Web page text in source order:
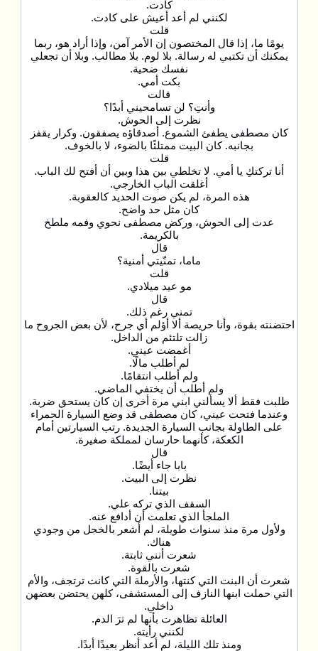
كادت.
لكنني لم أعد أعيش على كادت.
قلت
يومًا ما، إذا قال المختصون إن الأمر آمن، وإذا أراد هو، ربما
يمكنك أن تكتبي له رسالة. بلا لوم. بلا مطالب. وبلا أن تجعلي
نفسك ضحية.
بكت أمي.
قالت
وأنتِ؟ لن تسامحيني أبدًا؟
نظرت إلى الحوش.
كان مصطفى يطفئ الشموع. أصدقاؤه يصفقون. وكرار يقفز
بجانبه. كان البيت ممتلئًا بالضوء، لا بالخوف.
قلت
أنا تركتكِ يا أمي. لا تخلطي بين هذا وبين أن أفتح لك الباب.
أغلقت الباب الخارجي.
هذه المرة، لم يكن صوت الحديد كالعقوبة.
كان مثل حد واضح.
عدت إلى الحوش، وركض مصطفى نحوي وفمه ملطخ
بالكريمة.
قال
ماما، تمنّيتي أمنية؟
قلت
مو عيد ميلادي.
قال
تمني رغم ذلك.
احتضنته بقوة، وأنا حريصة ألا أؤلم أي جرح، لأن بعض الجروح ما
زالت تلتئم من الداخل.
أغمضت عيني.
لم أطلب مالًا.
ولم أطلب انتقامًا.
ولم أطلب أن يختفي الماضي.
طلبت فقط ألا يسألني ابني مرة أخرى إن كان يستحق ضربة.
وعندما فتحت عيني، كان مصطفى قد وضع السيارة الحمراء
على الطاولة بجانب السيارة الجديدة. رتب السيارتين أمام
الكعكة، كأنهما حارسان لمملكة صغيرة.
قال
بابا جاء أيضًا.
نظرت إلى البيت.
بيتنا.
السقف الذي تركه علي.
الملجأ الذي تعلمت أن أدافع عنه.
ولأول مرة منذ سنوات طويلة، لم أشعر بالخجل من وجودي
هناك.
شعرت أنني ثابتة.
شعرت بالقوة.
شعرت أن البنت التي كنتها، والأرملة التي كانت ترتجف، والأم
التي حملت ابنها النازف إلى المستشفى، كلهن يحتضن بعضهن
داخلي.
العائلة تظاهرت بأنها لم ترَ الدم.
لكنني رأيته.
ومنذ تلك الليلة، لم أعد أنظر بعيدًا أبدًا.